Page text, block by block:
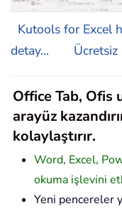
Kutools for Excel
detay...
Ücretsiz
Office Tab, Ofis
arayüz
kolaylaştırır.
Word, Excel,
okuma işlevini
Yeni pencereler